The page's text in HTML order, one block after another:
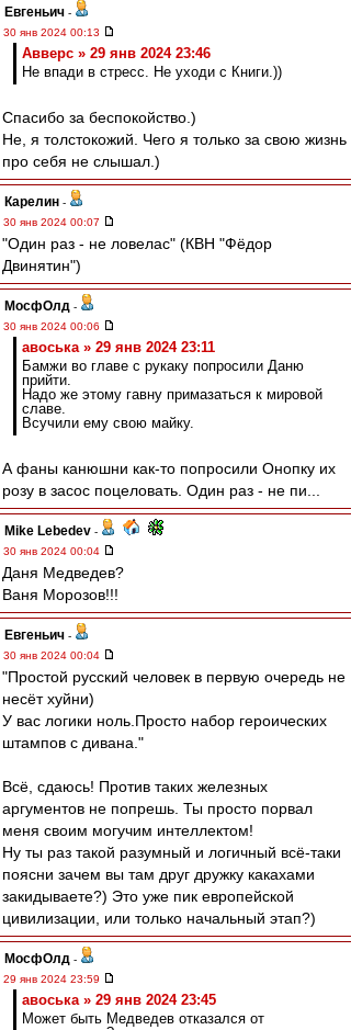
Евгеньич -
30 янв 2024 00:13
Авверс » 29 янв 2024 23:46
Не впади в стресс. Не уходи с Книги.))
Спасибо за беспокойство.)
Не, я толстокожий. Чего я только за свою жизнь
про себя не слышал.)
Карелин -
30 янв 2024 00:07
"Один раз - не ловелас" (КВН "Фёдор
Двинятин")
МосфОлд -
30 янв 2024 00:06
авоська » 29 янв 2024 23:11
Бамжи во главе с рукаку попросили Даню
прийти.
Надо же этому гавну примазаться к мировой
славе.
Всучили ему свою майку.
А фаны канюшни как-то попросили Онопку их
розу в засос поцеловать. Один раз - не пи...
Mike Lebedev -
30 янв 2024 00:04
Даня Медведев?
Ваня Морозов!!!
Евгеньич -
30 янв 2024 00:04
"Простой русский человек в первую очередь не
несёт хуйни)
У вас логики ноль.Просто набор героических
штампов с дивана."
Всё, сдаюсь! Против таких железных
аргументов не попрешь. Ты просто порвал
меня своим могучим интеллектом!
Ну ты раз такой разумный и логичный всё-таки
поясни зачем вы там друг дружку какахами
закидываете?) Это уже пик европейской
цивилизации, или только начальный этап?)
МосфОлд -
29 янв 2024 23:59
авоська » 29 янв 2024 23:45
Может быть Медведев отказался от